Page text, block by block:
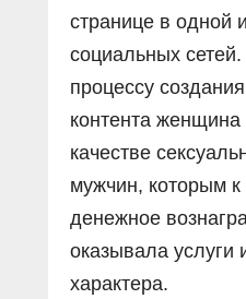
странице в одной
социальных
процессу
контента
качестве
мужчин, которым к
денежное
оказывала услуги
характера.